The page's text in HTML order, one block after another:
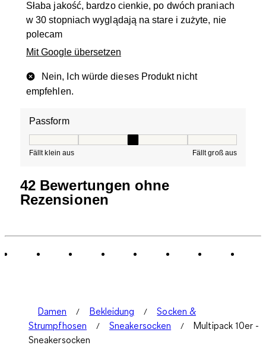
Słaba jakość, bardzo cienkie, po dwóch praniach
w 30 stopniach wyglądają na stare i zużyte, nie
polecam
Mit Google übersetzen
Nein, Ich würde dieses Produkt nicht
empfehlen.
Passform
Fällt klein aus Fällt groß aus
42 Bewertungen ohne
Rezensionen
Damen Bekleidung
Socken &
Strumpfhosen
Sneakersocken
Multipack 10er -
Sneakersocken